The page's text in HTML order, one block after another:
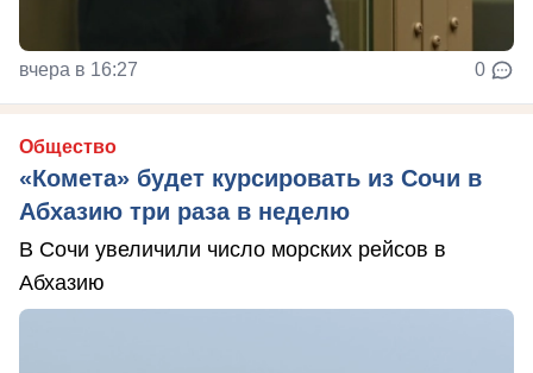
вчера в 16:27 0
Общество
«Комета» будет курсировать из Сочи в
Абхазию три раза в неделю
В Сочи увеличили число морских рейсов в
Абхазию